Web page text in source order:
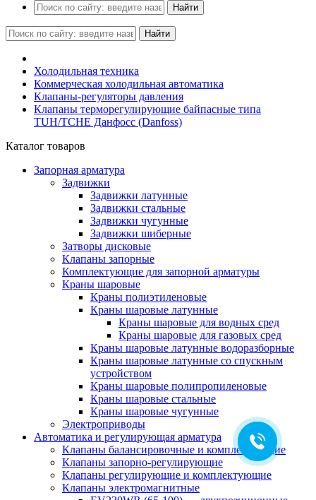
Найти
Найти
Холодильная техника
Коммерческая холодильная автоматика
Клапаны-регуляторы давления
Клапаны терморегулирующие байпасные типа
TUH/TCHE Данфосс (Danfoss)
Каталог товаров
Запорная арматура
Задвижки
Задвижки латунные
Задвижки стальные
Задвижки чугунные
Задвижки шиберные
Затворы дисковые
Клапаны запорные
Комплектующие для запорной арматуры
Краны шаровые
Краны полиэтиленовые
Краны шаровые латунные
Краны шаровые для водных сред
Краны шаровые для газовых сред
Краны шаровые латунные водоразборные
Краны шаровые латунные со спускным
устройством
Краны шаровые полипропиленовые
Краны шаровые стальные
Краны шаровые чугунные
Электроприводы
Автоматика и регулирующая арматура
Клапаны балансировочные и комплектующие
Клапаны запорно-регулирующие
Клапаны регулирующие и комплектующие
Клапаны электромагнитные